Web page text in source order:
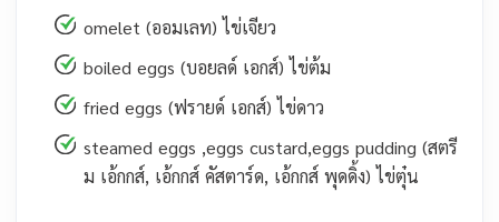
omelet (ออมเลท) ไข่เจียว
boiled eggs (บอยลด์ เอกส์) ไข่ต้ม
fried eggs (ฟรายด์ เอกส์) ไข่ดาว
steamed eggs ,eggs custard,eggs pudding (สตรี
ม เอ้กกส์, เอ้กกส์ คัสตาร์ด, เอ้กกส์ พุดดิ้ง) ไข่ตุ๋น